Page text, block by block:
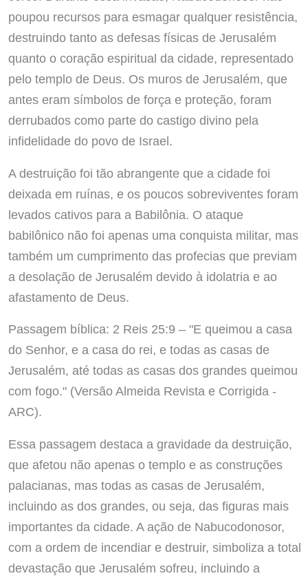
poupou recursos para esmagar qualquer resistência,
destruindo tanto as defesas físicas de Jerusalém
quanto o coração espiritual da cidade, representado
pelo templo de Deus. Os muros de Jerusalém, que
antes eram símbolos de força e proteção, foram
derrubados como parte do castigo divino pela
infidelidade do povo de Israel.
A destruição foi tão abrangente que a cidade foi
deixada em ruínas, e os poucos sobreviventes foram
levados cativos para a Babilônia. O ataque
babilônico não foi apenas uma conquista militar, mas
também um cumprimento das profecias que previam
a desolação de Jerusalém devido à idolatria e ao
afastamento de Deus.
Passagem bíblica: 2 Reis 25:9 – "E queimou a casa
do Senhor, e a casa do rei, e todas as casas de
Jerusalém, até todas as casas dos grandes queimou
com fogo." (Versão Almeida Revista e Corrigida -
ARC).
Essa passagem destaca a gravidade da destruição,
que afetou não apenas o templo e as construções
palacianas, mas todas as casas de Jerusalém,
incluindo as dos grandes, ou seja, das figuras mais
importantes da cidade. A ação de Nabucodonosor,
com a ordem de incendiar e destruir, simboliza a total
devastação que Jerusalém sofreu, incluindo a